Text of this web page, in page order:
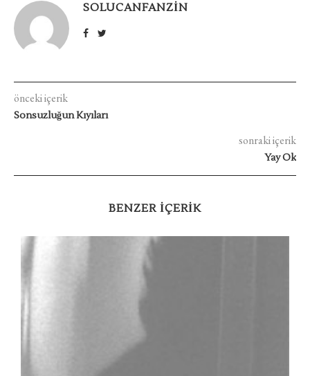
SOLUCANFANZIN
önceki içerik
Sonsuzluğun Kıyıları
sonraki içerik
Yay Ok
BENZER IÇERIK